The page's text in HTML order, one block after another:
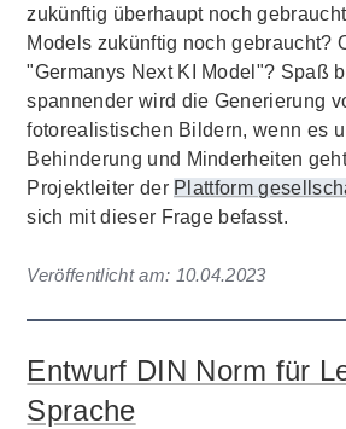
zukünftig überhaupt noch
Models zukünftig noch gebraucht?
"Germanys Next KI Model"? Spaß
spannender wird die Generierung
fotorealistischen Bildern, wenn es
Behinderung und Minderheiten
Projektleiter der Plattform
sich mit dieser Frage befasst.
Veröffentlicht am: 10.04.2023
Entwurf DIN Norm für
Sprache